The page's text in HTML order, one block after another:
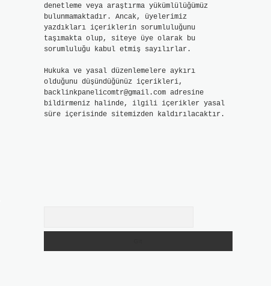
denetleme veya araştırma yükümlülüğümüz
bulunmamaktadır. Ancak, üyelerimiz
yazdıkları içeriklerin sorumluluğunu
taşımakta olup, siteye üye olarak bu
sorumluluğu kabul etmiş sayılırlar.
Hukuka ve yasal düzenlemelere aykırı
olduğunu düşündüğünüz içerikleri,
backlinkpanelicomtr@gmail.comadresine
bildirmeniz halinde, ilgili içerikler yasal
süre içerisinde sitemizden kaldırılacaktır.